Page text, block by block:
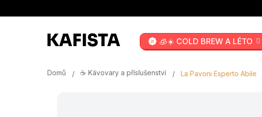
🧊☀️ COLD BREW A LÉTO
Domů ☕ Kávovary a příslušenství La Pavoni Esperto Abile